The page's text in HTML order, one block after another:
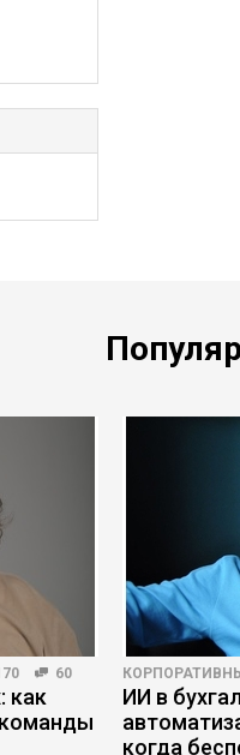
60
как
ИИ в
когда